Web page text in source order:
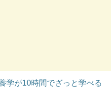
学が10時間でざっと学べる